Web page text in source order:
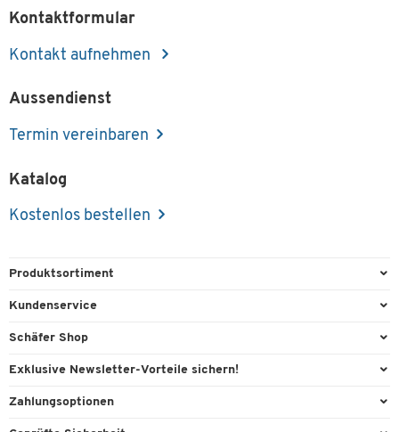
Kontaktformular
Kontakt aufnehmen
Aussendienst
Termin vereinbaren
Katalog
Kostenlos bestellen
Produktsortiment
Büroausstattung
Reinigung & Hygiene
Kundenservice
Direktbestellung
Kontaktformulare
Schäfer Shop
Arbeitsplatzexperten
Exklusive Newsletter-Vorteile sichern!
Willkommensgeschenk
Zahlungsoptionen
Vorkasse